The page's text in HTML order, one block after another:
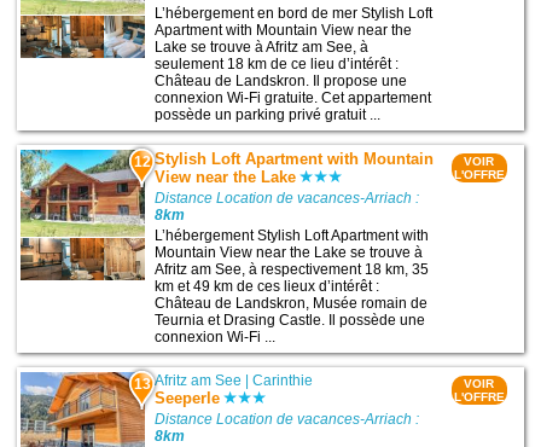
L’hébergement en bord de mer Stylish Loft
Apartment with Mountain View near the
Lake se trouve à Afritz am See, à
seulement 18 km de ce lieu d’intérêt :
Château de Landskron. Il propose une
connexion Wi-Fi gratuite. Cet appartement
possède un parking privé gratuit ...
12 Stylish Loft Apartment with Mountain
View near the Lake
Distance Location de vacances-Arriach :
8km
L’hébergement Stylish Loft Apartment with
Mountain View near the Lake se trouve à
Afritz am See, à respectivement 18 km, 35
km et 49 km de ces lieux d’intérêt :
Château de Landskron, Musée romain de
Teurnia et Drasing Castle. Il possède une
connexion Wi-Fi ...
VOIR
L'OFFRE
13 Afritz am See |Carinthie
Seeperle
Distance Location de vacances-Arriach :
8km
VOIR
L'OFFRE